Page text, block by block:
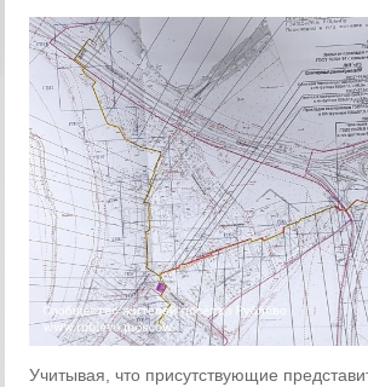
Учитывая, что присутствующие